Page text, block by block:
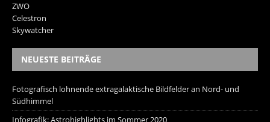
ZWO
Celestron
Skywatcher
NEUESTE BEITRÄGE
Fotografisch lohnende extragalaktische Bildfelder an Nord- und
Südhimmel
Infografik: Astrohighlights im Sommer 2020